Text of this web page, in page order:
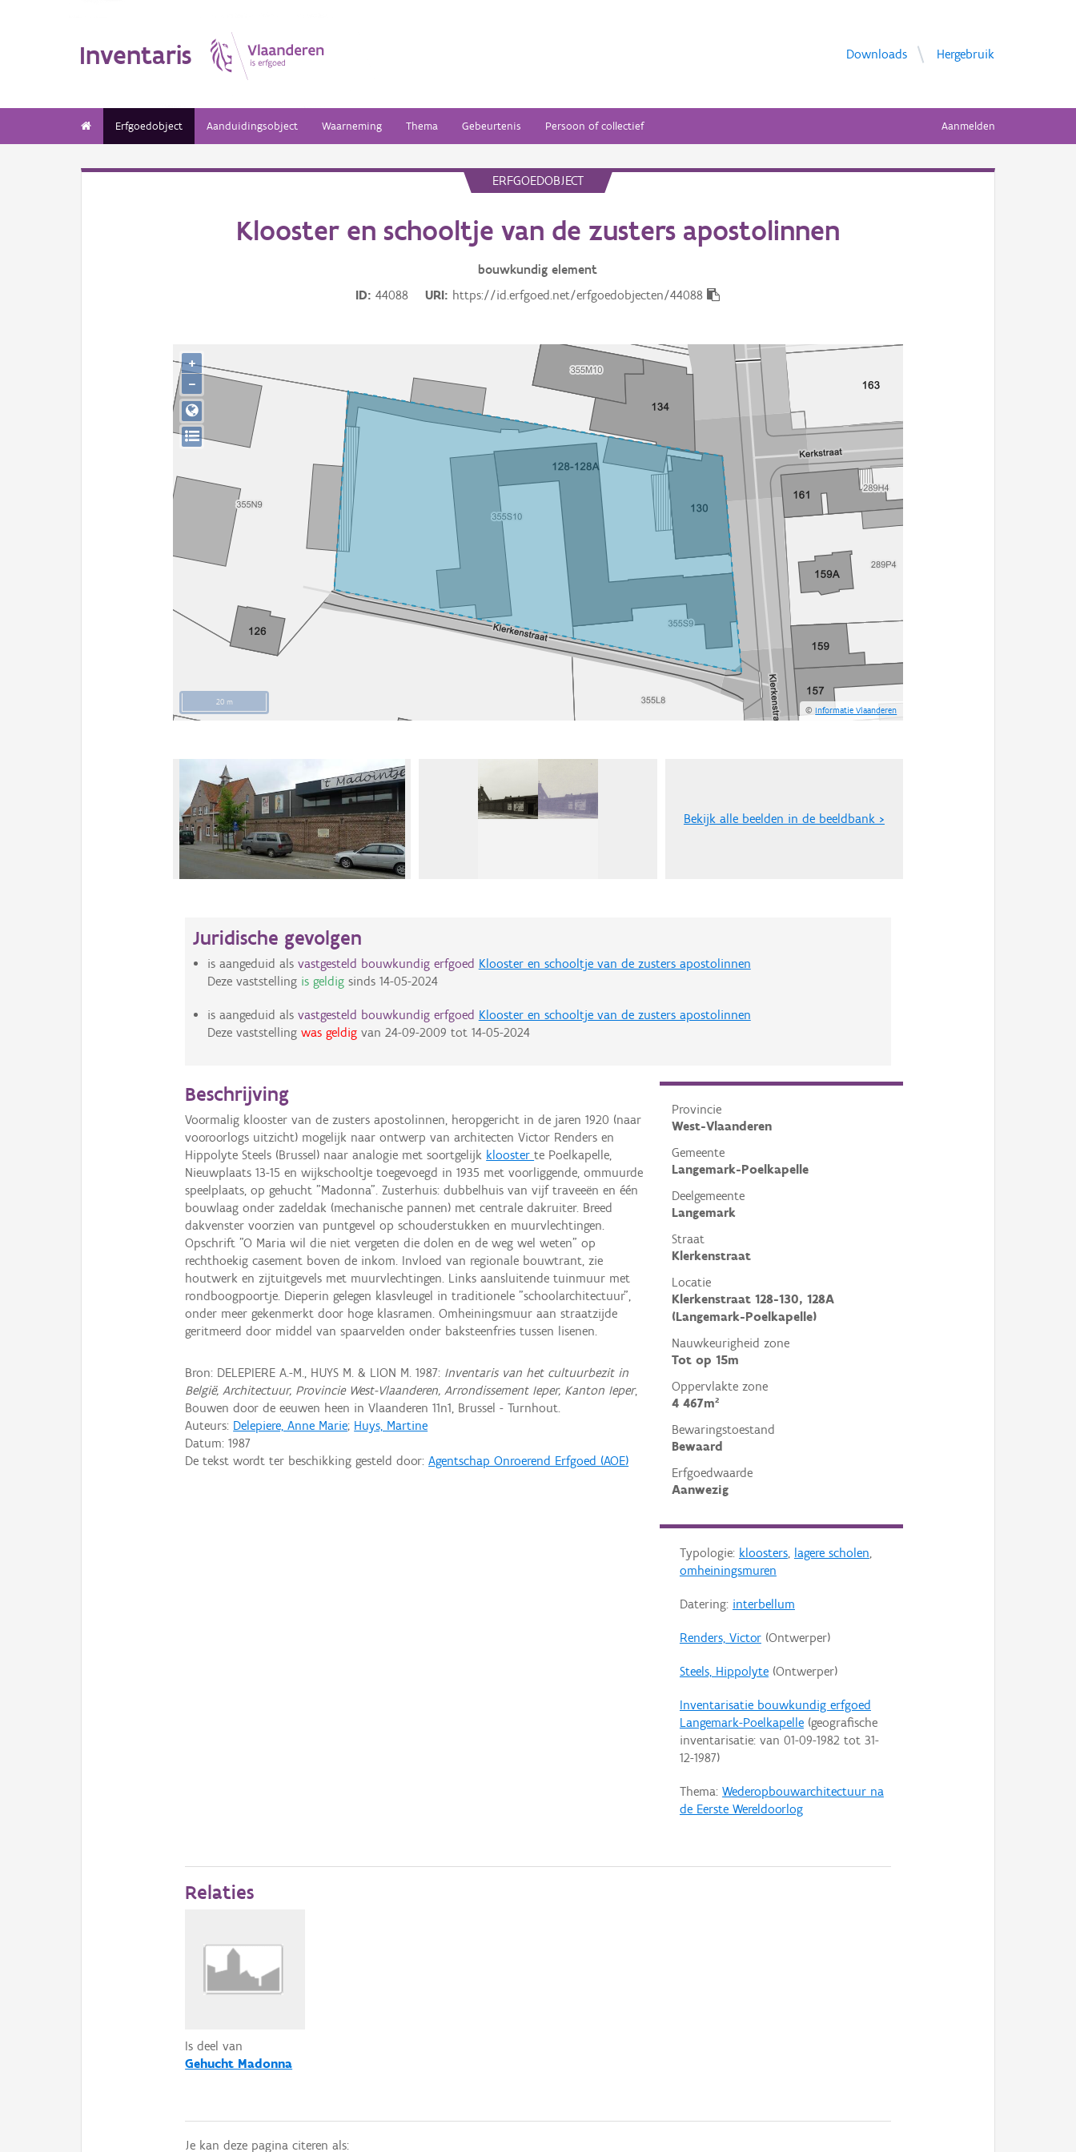
Inventaris Downloads Hergebruik
Erfgoedobject Aanduidingsobject Waarneming Thema Gebeurtenis Persoon of collectief Aanmelden
ERFGOEDOBJECT
Klooster en schooltje van de zusters apostolinnen
bouwkundig element
ID
44088 URI https://id.erfgoed.net/erfgoedobjecten/44088
20 m
©Informatie Vlaanderen
+
−
Bekijk alle beelden in de beeldbank >
Juridische gevolgen
is aangeduid als vastgesteld bouwkundig erfgoed Klooster en schooltje van de zusters apostolinnen
Deze vaststelling is geldigsinds 14-05-2024
is aangeduid als vastgesteld bouwkundig erfgoed Klooster en schooltje van de zusters apostolinnen
Deze vaststelling was geldigvan 24-09-2009 tot 14-05-2024
Provincie
West-Vlaanderen
Gemeente
Langemark-Poelkapelle
Deelgemeente
Langemark
Straat
Klerkenstraat
Locatie
Klerkenstraat 128-130, 128A
(Langemark-Poelkapelle)
Nauwkeurigheid zone
Tot op 15m
Oppervlakte zone
4 467m²
Bewaringstoestand
Bewaard
Erfgoedwaarde
Aanwezig
Typologie: kloosters, lagere scholen,
omheiningsmuren
Datering: interbellum
Renders, Victor(Ontwerper)
Steels, Hippolyte(Ontwerper)
Inventarisatie bouwkundig erfgoed
Langemark-Poelkapelle(geografische
inventarisatie: van 01-09-1982tot 31-
12-1987)
Thema: Wederopbouwarchitectuur na
de Eerste Wereldoorlog
Beschrijving
Voormalig klooster van de zusters apostolinnen, heropgericht in de jaren 1920 (naar
vooroorlogs uitzicht) mogelijk naar ontwerp van architecten Victor Renders en
Hippolyte Steels (Brussel) naar analogie met soortgelijk kloosterte Poelkapelle,
Nieuwplaats 13-15 en wijkschooltje toegevoegd in 1935 met voorliggende, ommuurde
speelplaats, op gehucht "Madonna". Zusterhuis: dubbelhuis van vijf traveeën en één
bouwlaag onder zadeldak (mechanische pannen) met centrale dakruiter. Breed
dakvenster voorzien van puntgevel op schouderstukken en muurvlechtingen.
Opschrift "O Maria wil die niet vergeten die dolen en de weg wel weten" op
rechthoekig casement boven de inkom. Invloed van regionale bouwtrant, zie
houtwerk en zijtuitgevels met muurvlechtingen. Links aansluitende tuinmuur met
rondboogpoortje. Dieperin gelegen klasvleugel in traditionele "schoolarchitectuur",
onder meer gekenmerkt door hoge klasramen. Omheiningsmuur aan straatzijde
geritmeerd door middel van spaarvelden onder baksteenfries tussen lisenen.
Bron: DELEPIERE A.-M., HUYS M. & LION M. 1987: Inventaris van het cultuurbezit in
België, Architectuur, Provincie West-Vlaanderen, Arrondissement Ieper, Kanton Ieper,
Bouwen door de eeuwen heen in Vlaanderen 11n1, Brussel - Turnhout.
Auteurs: Delepiere, Anne Marie; Huys, Martine
Datum:1987
De tekst wordt ter beschikking gesteld door:Agentschap Onroerend Erfgoed (AOE)
Relaties
Is deel van
Gehucht Madonna
Je kan deze pagina citeren als: